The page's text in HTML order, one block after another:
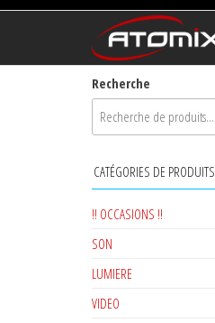
Recherche
CATÉGORIES DE PRODUITS
!! OCCASIONS !!
SON
LUMIERE
VIDEO